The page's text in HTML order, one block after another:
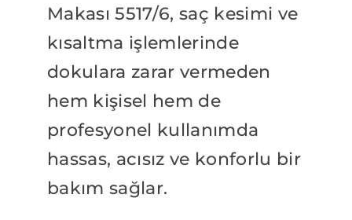
Makası 5517/6, saç kesimi ve
kısaltma işlemlerinde
dokulara zarar vermeden
hem kişisel hem de
profesyonel kullanımda
hassas, acısız ve konforlu bir
bakım sağlar.